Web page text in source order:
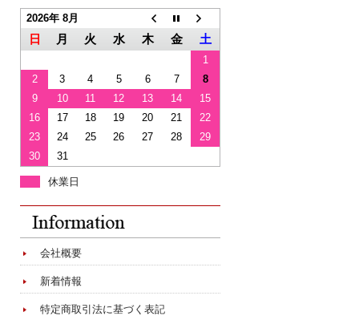
2026年 8月
日 月 火 水 木 金 土
1
2
3 4 5 6 7
8
9
10 11 12 13 14
15
16
17 18 19 20 21
22
23
24 25 26 27 28
29
30
31
休業日
会社概要
新着情報
特定商取引法に基づく表記